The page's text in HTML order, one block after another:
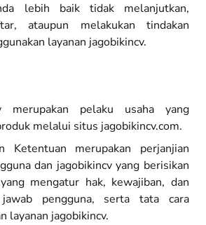
lebih baik tidak melanjutkan,
ataupun melakukan tindakan
layanan jagobikincv.
merupakan pelaku usaha yang
melalui situs jagobikincv.com.
Ketentuan merupakan perjanjian
dan jagobikincv yang berisikan
mengatur hak, kewajiban, dan
pengguna, serta tata cara
layanan jagobikincv.